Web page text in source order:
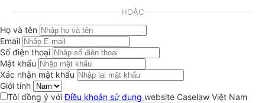
HOẶC
Họ và tên
Email
Số điện thoại
Mật khẩu
Xác nhận mật khẩu
Giới tính
Tôi đồng ý vớiĐiều khoản sử dụng website Caselaw Việt Nam